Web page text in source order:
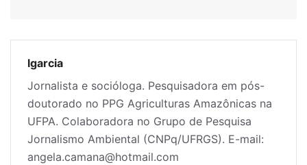
lgarcia
Jornalista e socióloga. Pesquisadora em pós-
doutorado no PPG Agriculturas Amazônicas na
UFPA. Colaboradora no Grupo de Pesquisa
Jornalismo Ambiental (CNPq/UFRGS). E-mail:
angela.camana@hotmail.com